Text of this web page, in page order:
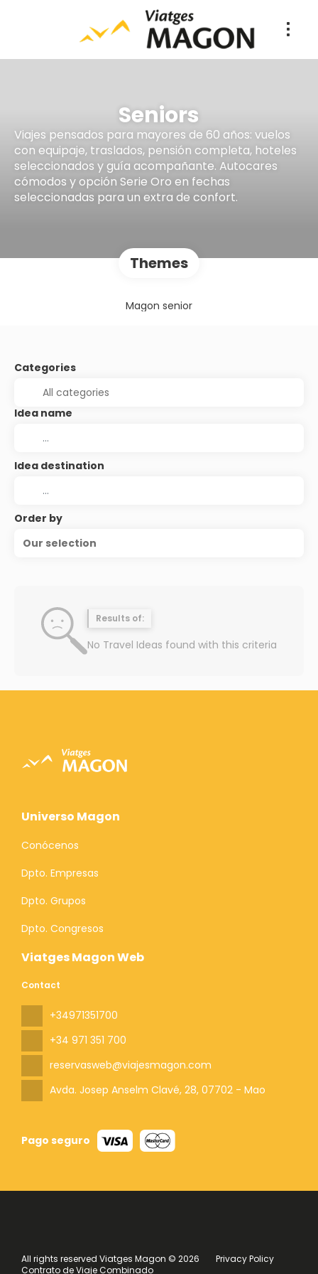
Seniors
Viajes pensados para mayores de 60 años: vuelos
con equipaje, traslados, pensión completa, hoteles
seleccionados y guía acompañante. Autocares
cómodos y opción Serie Oro en fechas
seleccionadas para un extra de confort.
Themes
Magon senior
Categories
Idea name
Idea destination
Order by
Our selection
Results of:
No Travel Ideas found with this criteria
Viatges Magon Web
Contact
+34971351700
+34 971 351 700
reservasweb@viajesmagon.com
Avda. Josep Anselm Clavé, 28, 07702 - Mao
Pago seguro
Universo Magon
Conócenos
Dpto. Empresas
Dpto. Grupos
Dpto. Congresos
All rights reserved Viatges Magon © 2026
Privacy Policy
Contrato de Viaje Combinado